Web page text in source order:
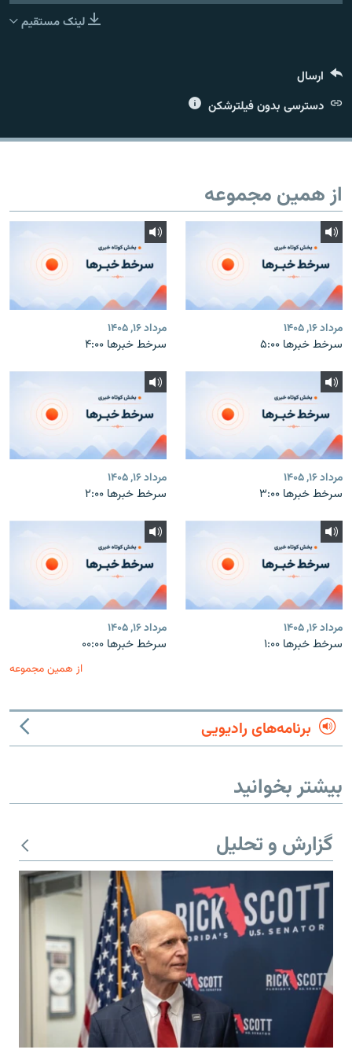
لینک مستقیم
ارسال
دسترسی بدون فیلترشکن
از همین مجموعه
مرداد ۱۶, ۱۴۰۵
سرخط خبرها ۵:۰۰
مرداد ۱۶, ۱۴۰۵
سرخط خبرها ۴:۰۰
مرداد ۱۶, ۱۴۰۵
سرخط خبرها ۳:۰۰
مرداد ۱۶, ۱۴۰۵
سرخط خبرها ۲:۰۰
مرداد ۱۶, ۱۴۰۵
سرخط خبرها ۱:۰۰
مرداد ۱۶, ۱۴۰۵
سرخط خبرها ۰۰:۰۰
از همین مجموعه
برنامه‌های رادیویی
بیشتر بخوانید
گزارش و تحلیل